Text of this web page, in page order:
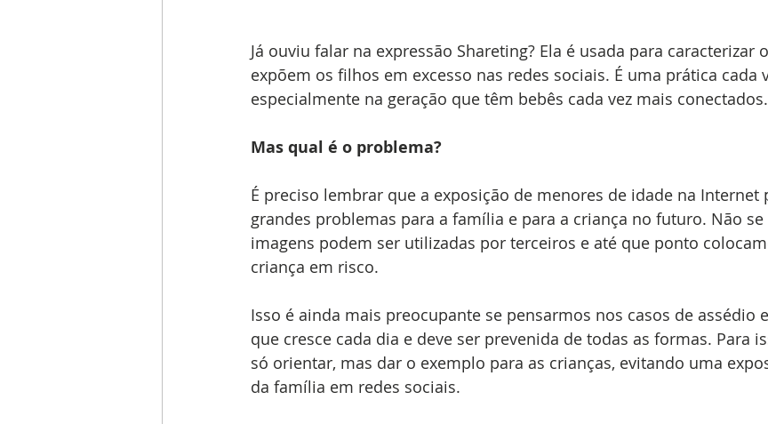
Já ouviu falar na expressão Shareting? Ela é usada para caracterizar
expõem os filhos em excesso nas redes sociais. É uma prática cada
especialmente na geração que têm bebês cada vez mais conectados.
Mas qual é o problema?
É preciso lembrar que a exposição de menores de idade na Internet
grandes problemas para a família e para a criança no futuro. Não se
imagens podem ser utilizadas por terceiros e até que ponto
criança em risco.
Isso é ainda mais preocupante se pensarmos nos casos de assédio
que cresce cada dia e deve ser prevenida de todas as formas. Para
só orientar, mas dar o exemplo para as crianças, evitando uma
da família em redes sociais.